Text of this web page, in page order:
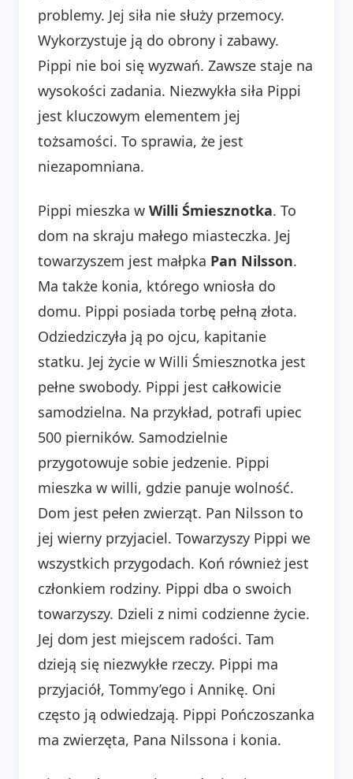
problemy. Jej siła nie służy przemocy.
Wykorzystuje ją do obrony i zabawy.
Pippi nie boi się wyzwań. Zawsze staje na
wysokości zadania. Niezwykła siła Pippi
jest kluczowym elementem jej
tożsamości. To sprawia, że jest
niezapomniana.
Pippi mieszka w Willi Śmiesznotka. To
dom na skraju małego miasteczka. Jej
towarzyszem jest małpka Pan Nilsson.
Ma także konia, którego wniosła do
domu. Pippi posiada torbę pełną złota.
Odziedziczyła ją po ojcu, kapitanie
statku. Jej życie w Willi Śmiesznotka jest
pełne swobody. Pippi jest całkowicie
samodzielna. Na przykład, potrafi upiec
500 pierników. Samodzielnie
przygotowuje sobie jedzenie. Pippi
mieszka w willi, gdzie panuje wolność.
Dom jest pełen zwierząt. Pan Nilsson to
jej wierny przyjaciel. Towarzyszy Pippi we
wszystkich przygodach. Koń również jest
członkiem rodziny. Pippi dba o swoich
towarzyszy. Dzieli z nimi codzienne życie.
Jej dom jest miejscem radości. Tam
dzieją się niezwykłe rzeczy. Pippi ma
przyjaciół, Tommy’ego i Annikę. Oni
często ją odwiedzają. Pippi Pończoszanka
ma zwierzęta, Pana Nilssona i konia.